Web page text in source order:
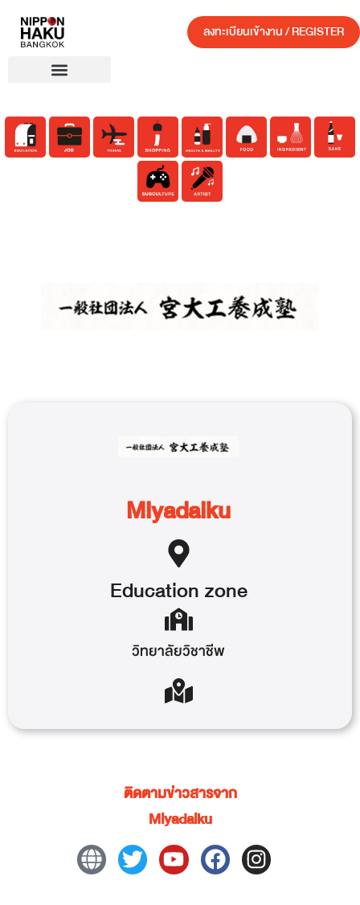
ลงทะเบียนเข้างาน / REGISTER
Miyadaiku
Educationzone
วิทยาลัยวิชาชีพ
ติดตามข่าวสารจาก
Miyadaiku